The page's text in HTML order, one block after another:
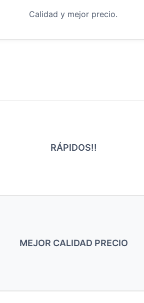
Calidad y mejor precio.
RÁPIDOS!!
MEJOR CALIDAD PRECIO